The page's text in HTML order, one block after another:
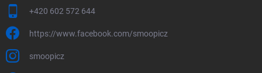
+420 602 572 644
https://www.facebook.com/smoopicz
smoopicz